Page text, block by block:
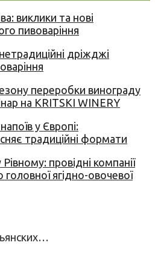
виклики та нові
пивоваріння
дріжджі
переробки винограду
на KRITSKI WINERY
у Європі:
традиційні формати
провідні компанії
ягідно-овочевої